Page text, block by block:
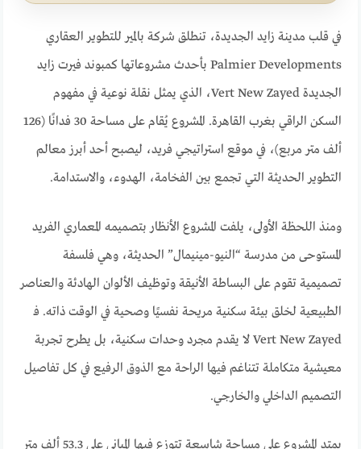
في قلب مدينة زايد الجديدة، تنطلق شركة بالمير للتطوير العقاري
Palmier Developments بأحدث مشروعاتها كمبوند فيرت زايد
الجديدة Vert New Zayed، الذي يمثل نقلة نوعية في مفهوم
السكن الراقي بغرب القاهرة. المشروع يُقام على مساحة 30 فدانًا (126
ألف متر مربع)، في موقع استراتيجي فريد، ليصبح أحد أبرز معالم
التطوير الحديثة التي تجمع بين الفخامة، الهدوء، والاستدامة.
ومنذ اللحظة الأولى، يلفت المشروع الأنظار بتصميمه المعماري الفريد
المستوحى من مدرسة “النيو-مينيمال” الحديثة، وهي فلسفة
تصميمية تقوم على البساطة الأنيقة وتوظيف الألوان الهادئة والعناصر
الطبيعية لخلق بيئة سكنية مريحة نفسيًا وصحية في الوقت ذاته. فـ
Vert New Zayed لا يقدم مجرد وحدات سكنية، بل يطرح تجربة
معيشية متكاملة تتناغم فيها الراحة مع الذوق الرفيع في كل تفاصيل
التصميم الداخلي والخارجي.
يمتد المشروع على مساحة شاسعة تتوزع فيها المباني على 53.3 ألف متر